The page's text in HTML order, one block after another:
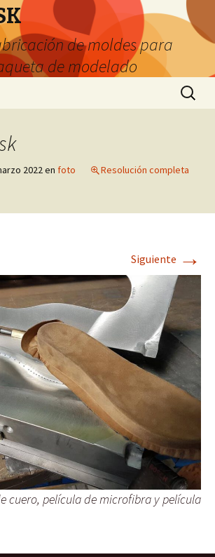
de moldes para
de modelado
Buscar:
2022en foto
Resolución completa
Siguiente →
cuero, película de microfibra y película